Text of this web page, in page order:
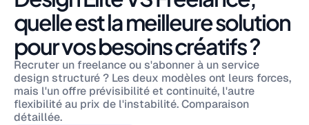
quelle est la meilleure solution
pour vos besoins créatifs ?
Recruter un freelance ou s'abonner à un service
design structuré ? Les deux modèles ont leurs forces,
mais l'un offre prévisibilité et continuité, l'autre
flexibilité au prix de l'instabilité. Comparaison
détaillée.